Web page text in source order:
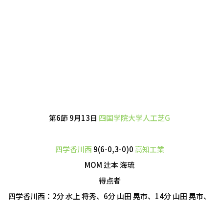
第6節 9月13日 四国学院大学人工芝G
四学香川西 9(6-0,3-0)0 高知工業
MOM 辻本 海琉
得点者
四学香川西：2分 水上 将秀、6分 山田 晃市、14分 山田 晃市、